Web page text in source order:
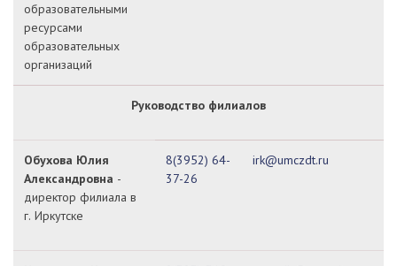
образовательными
ресурсами
образовательных
организаций
Руководство филиалов
Обухова Юлия
Александровна -
директор филиала в
г. Иркутске
8(3952) 64-
37-26
irk@umczdt.ru